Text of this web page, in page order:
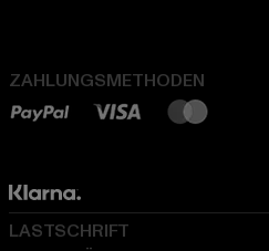
ZAHLUNGSMETHODEN
LASTSCHRIFT